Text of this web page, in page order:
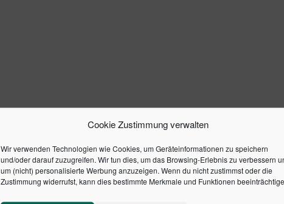
Cookie Zustimmung verwalten
Wir verwenden Technologien wie Cookies, um Geräteinformationen zu speichern
und/oder darauf zuzugreifen. Wir tun dies, um das Browsing-Erlebnis zu verbessern
um (nicht) personalisierte Werbung anzuzeigen. Wenn du nicht zustimmst oder die
Zustimmung widerrufst, kann dies bestimmte Merkmale und Funktionen